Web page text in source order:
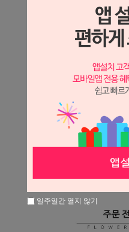
일주일간 열지 않기